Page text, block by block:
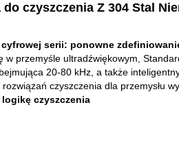
czyszczenia Z 304 Stal
serii: ponowne
przemyśle ultradźwiękowym,
20-80 kHz, a także
czyszczenia dla przemysłu
czyszczenia